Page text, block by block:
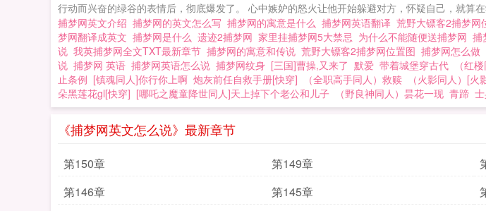
行动而兴奋的绿谷的表情后，彻底爆发了。 心中嫉妒的怒火让他开始躲避对方，怀疑自己，就算
捕梦网英文介绍 捕梦网的英文怎么写 捕梦网的寓意是什么 捕梦网英语翻译 荒野大镖客2捕梦网
梦网翻译成英文 捕梦网是什么 遗迹2捕梦网 家里挂捕梦网5大禁忌 为什么不能随便送捕梦网 捕
说 我英捕梦网全文TXT最新章节 捕梦网的寓意和传说 荒野大镖客2捕梦网位置图 捕梦网怎么做
说 捕梦网 英语 捕梦网英语怎么说 捕梦网纹身 [三国]曹操,又来了 默爱 带着城堡穿古代 （红
止条例 [镇魂同人]你行你上啊 炮灰前任自救手册[快穿] （全职高手同人）救赎 （火影同人）[火
朵黑莲花gl[快穿] [哪吒之魔童降世同人]天上掉下个老公和儿子 （野良神同人）昙花一现 青蹄
《捕梦网英文怎么说》最新章节
第150章 第149章
第146章
第145章